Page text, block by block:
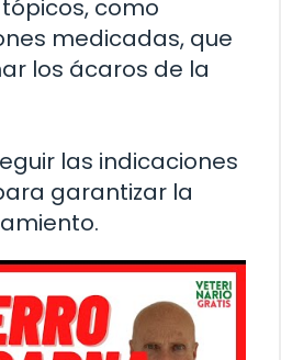
como
medicadas, que
los ácaros de la
las indicaciones
garantizar la